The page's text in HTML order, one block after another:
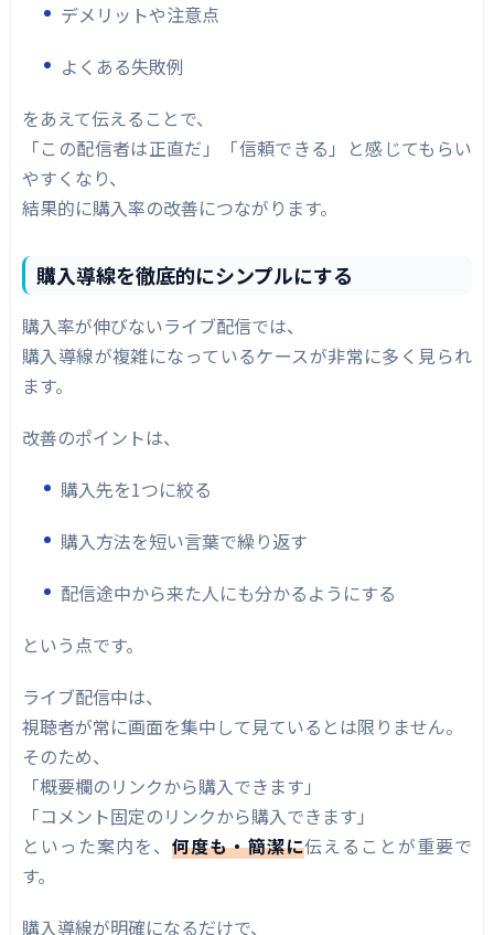
デメリットや注意点
よくある失敗例
をあえて伝えることで、
「この配信者は正直だ」「信頼できる」と感じてもらい
やすくなり、
結果的に購入率の改善につながります。
購入導線を徹底的にシンプルにする
購入率が伸びないライブ配信では、
購入導線が複雑になっているケースが非常に多く見られ
ます。
改善のポイントは、
購入先を1つに絞る
購入方法を短い言葉で繰り返す
配信途中から来た人にも分かるようにする
という点です。
ライブ配信中は、
視聴者が常に画面を集中して見ているとは限りません。
そのため、
「概要欄のリンクから購入できます」
「コメント固定のリンクから購入できます」
といった案内を、何度も・簡潔に伝えることが重要で
す。
購入導線が明確になるだけで、